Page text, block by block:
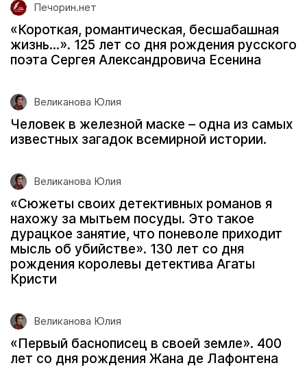
Печорин.нет
«Короткая, романтическая, бесшабашная
жизнь...». 125 лет со дня рождения русского
поэта Сергея Александровича Есенина
Великанова Юлия
Человек в железной маске – одна из самых
известных загадок всемирной истории.
Великанова Юлия
«Сюжеты своих детективных романов я
нахожу за мытьем посуды. Это такое
дурацкое занятие, что поневоле приходит
мысль об убийстве». 130 лет со дня
рождения королевы детектива Агаты
Кристи
Великанова Юлия
«Первый баснописец в своей земле». 400
лет со дня рождения Жана де Лафонтена